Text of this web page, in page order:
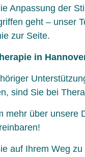
Anpassung der
geht – unser
zur Seite.
in
sind Sie bei
mehr über unsere
auf Ihrem Weg